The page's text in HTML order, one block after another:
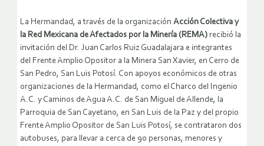
La Hermandad, a través de la organización Acción Colectiva y
la Red Mexicana de Afectados por la Minería (REMA) recibió la
invitación del Dr. Juan Carlos Ruiz Guadalajara e integrantes
del Frente Amplio Opositor a la Minera San Xavier, en Cerro de
San Pedro, San Luis Potosí. Con apoyos económicos de otras
organizaciones de la Hermandad, como el Charco del Ingenio
A.C. y Caminos de Agua A.C. de San Miguel de Allende, la
Parroquia de San Cayetano, en San Luis de la Paz y del propio
Frente Amplio Opositor de San Luis Potosí, se contrataron dos
autobuses, para llevar a cerca de 90 personas, menores y